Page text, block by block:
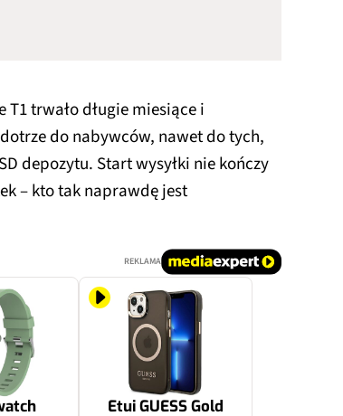
trwało długie miesiące i
do nabywców, nawet do tych,
depozytu. Start wysyłki nie kończy
– kto tak naprawdę jest
REKLAMA
Etui GUESS Gold